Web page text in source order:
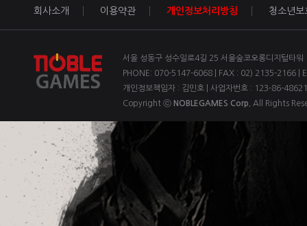
회사소개 이용약관 개인정보처리방침 청소년보
서울 성동구 성수일로4길 25 서울숲코오롱디지털타
PHONE: 070-5147-6068 | FAX : 02) 2135-2166 |
개인정보책임자 : 김민호 | 사업자번호 : 123-86-
Copyright ⓒ NOBLEGAMES Corp. All Rights